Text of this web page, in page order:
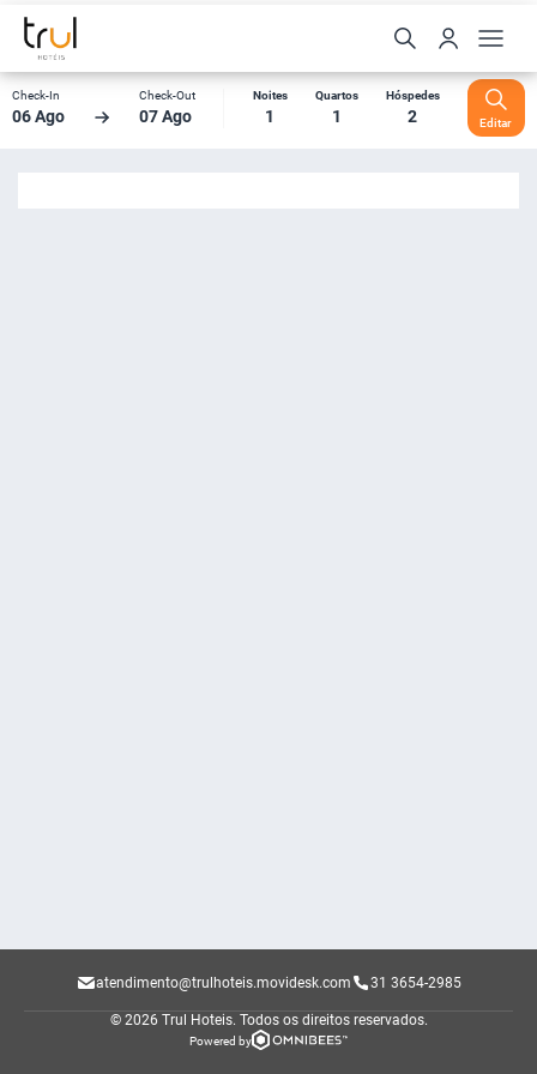
Check-In
06 Ago
Check-Out
07 Ago
Noites
1
Quartos
1
Hóspedes
2 Editar
atendimento@trulhoteis.movidesk.com 31 3654-2985
© 2026 Trul Hoteis. Todos os direitos reservados.
Powered by